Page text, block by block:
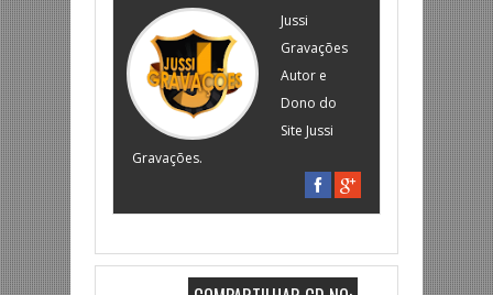
Jussi
Gravações
Autor e
Dono do
Site Jussi
Gravações.